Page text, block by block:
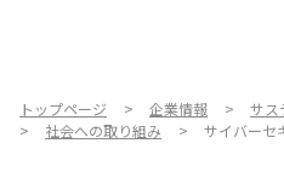
トップページ 企業情報
サス
社会への取り組み
サイバーセ